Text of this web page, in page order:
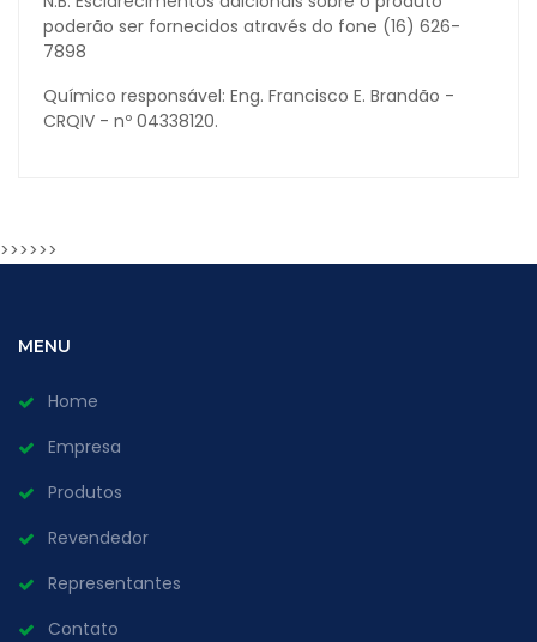
poderão ser fornecidos através do fone (16) 626-
7898
Químico responsável: Eng. Francisco E. Brandão -
CRQIV - nº 04338120.
>>>>>>
MENU
Home
Empresa
Produtos
Revendedor
Representantes
Contato